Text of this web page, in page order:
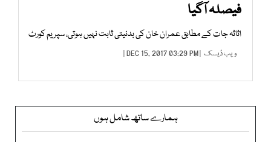
فیصلہ آگیا
اثاثہ جات کے مطابق عمران خان کی بدنیتی ثابت نہیں ہوتی، سپریم کورٹ
ویب ڈیسک | DEC 15, 2017 03:29 PM |
ہمارے ساتھ شامل ہوں